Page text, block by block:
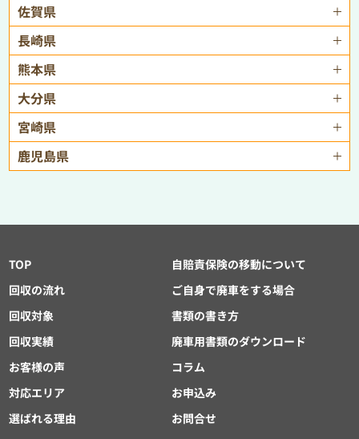
佐賀県
長崎県
熊本県
大分県
宮崎県
鹿児島県
TOP
回収の流れ
回収対象
回収実績
お客様の声
対応エリア
選ばれる理由
自賠責保険の移動について
ご自身で廃車をする場合
書類の書き方
廃車用書類のダウンロード
コラム
お申込み
お問合せ